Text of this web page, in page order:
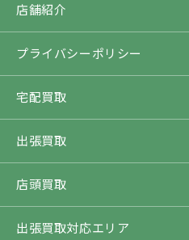
店舗紹介
プライバシーポリシー
宅配買取
出張買取
店頭買取
出張買取対応エリア